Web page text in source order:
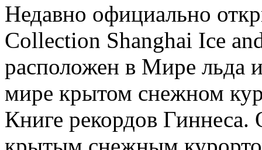
Недавно официально
Collection Shanghai Ice
расположен в Мире льда
мире крытом снежном
Книге рекордов